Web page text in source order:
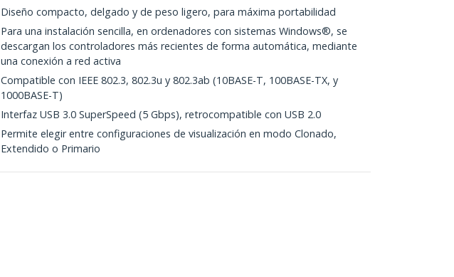
Diseño compacto, delgado y de peso ligero, para máxima portabilidad
Para una instalación sencilla, en ordenadores con sistemas Windows®, se
descargan los controladores más recientes de forma automática, mediante
una conexión a red activa
Compatible con IEEE 802.3, 802.3u y 802.3ab (10BASE-T, 100BASE-TX, y
1000BASE-T)
Interfaz USB 3.0 SuperSpeed (5 Gbps), retrocompatible con USB 2.0
Permite elegir entre configuraciones de visualización en modo Clonado,
Extendido o Primario